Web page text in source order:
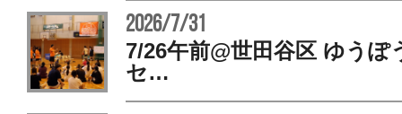
2026/7/31
7/26午前@世田谷区 ゆうぽ
セ…